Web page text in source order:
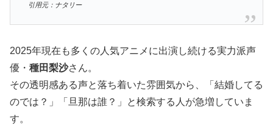
引用元：ナタリー
2025年現在も多くの人気アニメに出演し続ける実力派声
優・ 種田梨沙さん。
その透明感ある声と落ち着いた雰囲気から、「結婚してる
のでは？」「旦那は誰？」と検索する人が急増していま
す。